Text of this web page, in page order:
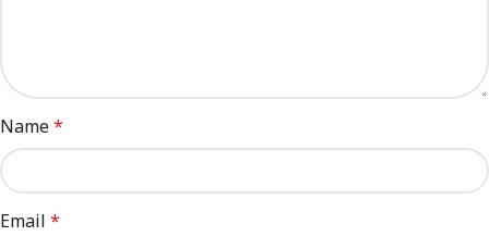
Name*
Email *